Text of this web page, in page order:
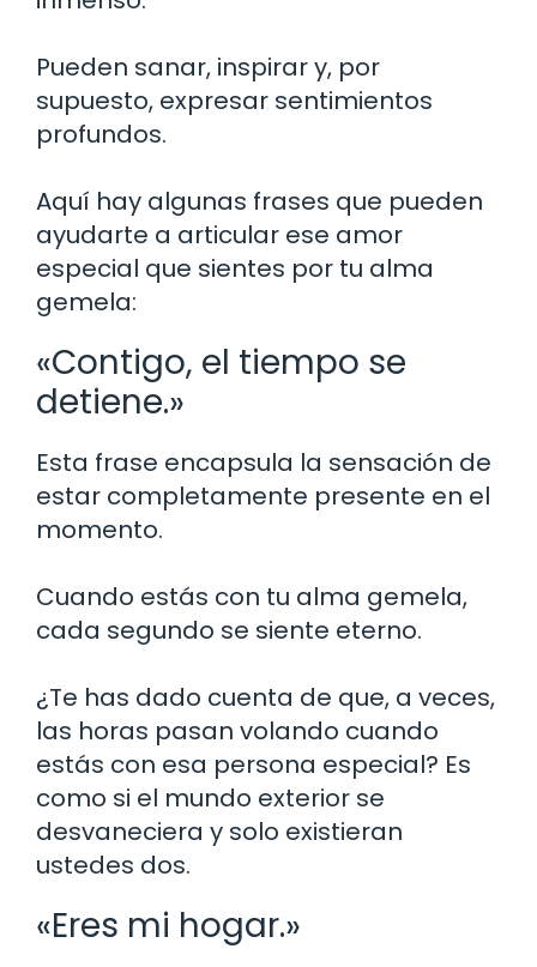
Pueden sanar, inspirar y, por
supuesto, expresar sentimientos
profundos.
Aquí hay algunas frases que pueden
ayudarte a articular ese amor
especial que sientes por tu alma
gemela:
«Contigo, el tiempo se
detiene.»
Esta frase encapsula la sensación de
estar completamente presente en el
momento.
Cuando estás con tu alma gemela,
cada segundo se siente eterno.
¿Te has dado cuenta de que, a veces,
las horas pasan volando cuando
estás con esa persona especial? Es
como si el mundo exterior se
desvaneciera y solo existieran
ustedes dos.
«Eres mi hogar.»